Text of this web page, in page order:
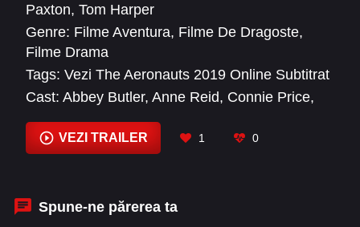
Paxton, Tom Harper
Genre: Filme Aventura, Filme De Dragoste,
Filme Drama
Tags: Vezi The Aeronauts 2019 Online Subtitrat
Cast: Abbey Butler, Anne Reid, Connie Price,
Gunce Ates, Himesh Patel John Taylor
Ferro, Kamil Lemieszewski
VEZI TRAILER 1 0
Spune-ne părerea ta